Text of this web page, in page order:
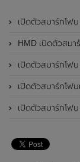
เปิดตัวสมาร์ทโฟน Vivo Y300 Pro อย่างเป็
HMD เปิดตัวสมาร์ทโฟ
เปิดตัวสมาร์ทโฟน
เปิดตัวสมาร์ทโฟนเกมมิ่ง
เปิดตัวสมาร์ทโฟน